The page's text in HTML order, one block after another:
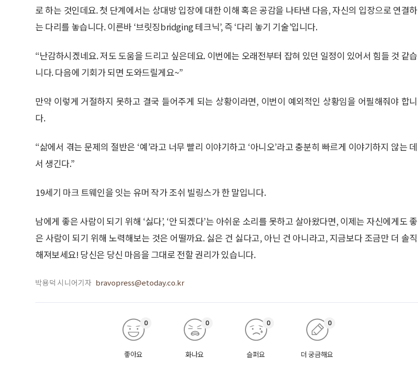
로 하는 것인데요. 첫 단계에서는 상대방 입장에 대한 이해 혹은 공감을 나타낸 다음, 자신의 입장으로 연결하
는 다리를 놓습니다. 이른바 ‘브릿징bridging 테크닉’, 즉 ‘다리 놓기 기술’입니다.
“난감하시겠네요. 저도 도움을 드리고 싶은데요. 이번에는 오래전부터 잡혀 있던 일정이 있어서 힘들 것 같습
니다. 다음에 기회가 되면 도와드릴게요~”
만약 이렇게 거절하지 못하고 결국 들어주게 되는 상황이라면, 이번이 예외적인 상황임을 어필해줘야 합니
다.
“삶에서 겪는 문제의 절반은 ‘예’라고 너무 빨리 이야기하고 ‘아니오’라고 충분히 빠르게 이야기하지 않는 데
서 생긴다.”
19세기 마크 트웨인을 잇는 유머 작가 조쉬 빌링스가 한 말입니다.
남에게 좋은 사람이 되기 위해 ‘싫다’, ‘안 되겠다’는 아쉬운 소리를 못하고 살아왔다면, 이제는 자신에게도 좋
은 사람이 되기 위해 노력해보는 것은 어떨까요. 싫은 건 싫다고, 아닌 건 아니라고, 지금보다 조금만 더 솔직
해져보세요! 당신은 당신 마음을 그대로 전할 권리가 있습니다.
박용덕 시니어기자 bravopress@etoday.co.kr
좋아요
0
화나요
0
슬퍼요
0
더 궁금해요
0